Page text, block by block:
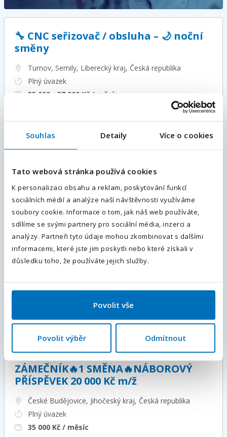
Souhlas Detaily Více o cookies
Tato webová stránka používá cookies
K personalizaci obsahu a reklam, poskytování funkcí
sociálních médií a analýze naší návštěvnosti využíváme
soubory cookie. Informace o tom, jak náš web používáte,
sdílíme se svými partnery pro sociální média, inzerci a
analýzy. Partneři tyto údaje mohou zkombinovat s dalšími
informacemi, které jste jim poskytli nebo které získali v
důsledku toho, že používáte jejich služby.
Povolit vše
Povolit výběr Odmítnout
🔧 CNC seřizovač / obsluha – 🌙 noční
směny
Turnov, Semily, Liberecký kraj, Česká republika
Plný úvazek
35 000 - 37 000 Kč / měsíc
Děčín, Ústecký kraj, Česká republika
Plný úvazek
40 000 - 50 000Kč / měsíc
Více informací
SEŘIZOVAČ 🔥NÁSTUP DO KMENE🔥(m/
Více informací
ZÁMEČNÍK🔥1 SMĚNA🔥NÁBOROVÝ
PŘÍSPĚVEK 20 000 Kč m/ž
České Budějovice, Jihočeský kraj, Česká republika
Plný úvazek
35 000 Kč / měsíc
E-mailová adresa
Váš telefon*
Předvolba
Odesláním souhlasíte sezpracováním osobních údajů.
Odeslat